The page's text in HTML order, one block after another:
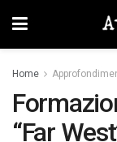
Home
“Far